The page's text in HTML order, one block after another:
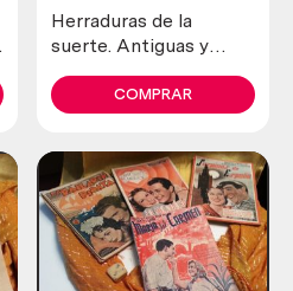
Herraduras de la
suerte. Antiguas y
unidades)COMPRAR